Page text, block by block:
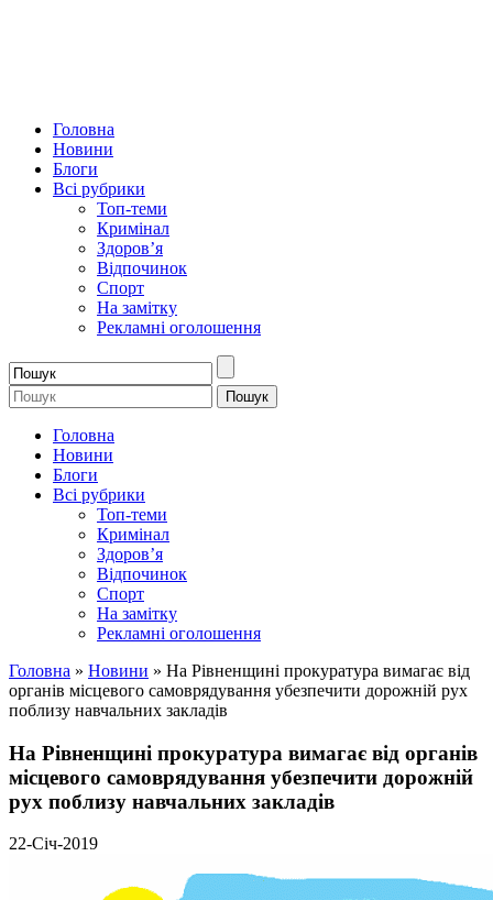
Головна
Новини
Блоги
Всі рубрики
Топ-теми
Кримінал
Здоров’я
Відпочинок
Спорт
На замітку
Рекламні оголошення
Головна
Новини
Блоги
Всі рубрики
Топ-теми
Кримінал
Здоров’я
Відпочинок
Спорт
На замітку
Рекламні оголошення
Головна » Новини » На Рівненщині прокуратура вимагає від
органів місцевого самоврядування убезпечити дорожній рух
поблизу навчальних закладів
На Рівненщині прокуратура вимагає від органів
місцевого самоврядування убезпечити дорожній
рух поблизу навчальних закладів
22-Січ-2019